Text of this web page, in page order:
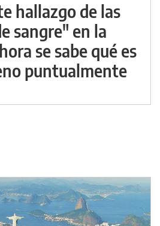
hallazgo de las
sangre" en la
se sabe qué es
puntualmente